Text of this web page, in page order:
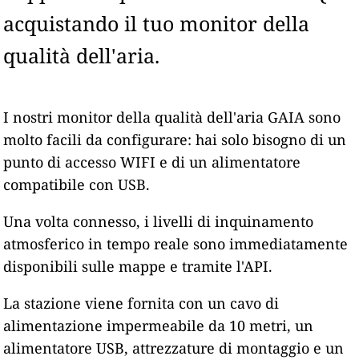
acquistando il tuo monitor della
qualità dell'aria.
I nostri monitor della qualità dell'aria GAIA sono
molto facili da configurare: hai solo bisogno di un
punto di accesso WIFI e di un alimentatore
compatibile con USB.
Una volta connesso, i livelli di inquinamento
atmosferico in tempo reale sono immediatamente
disponibili sulle mappe e tramite l'API.
La stazione viene fornita con un cavo di
alimentazione impermeabile da 10 metri, un
alimentatore USB, attrezzature di montaggio e un